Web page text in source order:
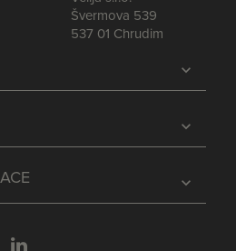
Švermova 539
537 01 Chrudim
expand_more
expand_more
expand_more